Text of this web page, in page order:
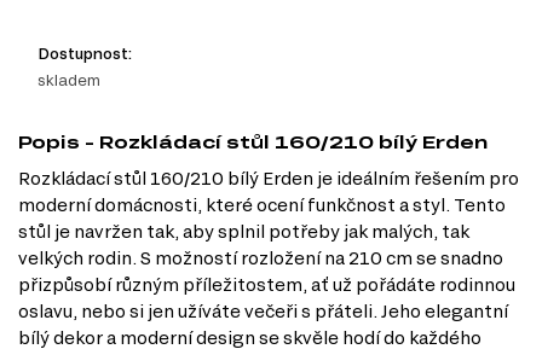
Dostupnost:
skladem
Popis - Rozkládací stůl 160/210 bílý Erden
Rozkládací stůl 160/210 bílý Erden je ideálním řešením pro
moderní domácnosti, které ocení funkčnost a styl. Tento
stůl je navržen tak, aby splnil potřeby jak malých, tak
velkých rodin. S možností rozložení na 210 cm se snadno
přizpůsobí různým příležitostem, ať už pořádáte rodinnou
oslavu, nebo si jen užíváte večeři s přáteli. Jeho elegantní
bílý dekor a moderní design se skvěle hodí do každého